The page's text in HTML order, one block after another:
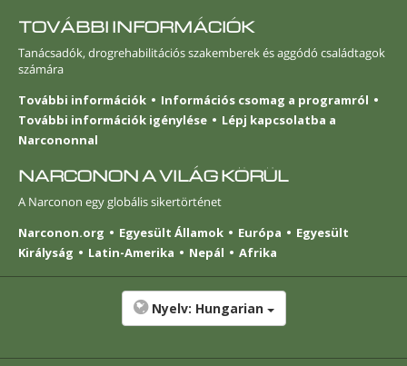
TOVÁBBI INFORMÁCIÓK
Tanácsadók, drogrehabilitációs szakemberek és aggódó családtagok
számára
További információk
Információs csomag a programról
További információk igénylése
Lépj kapcsolatba a
Narcononnal
NARCONON A VILÁG KÖRÜL
A Narconon egy globális sikertörténet
Narconon.org
Egyesült Államok Európa
Egyesült
Királyság
Latin-Amerika Nepál Afrika
Nyelv: Hungarian